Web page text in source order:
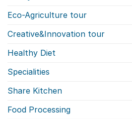
Eco-Agriculture tour
Creative&Innovation tour
Healthy Diet
Specialities
Share Kitchen
Food Processing